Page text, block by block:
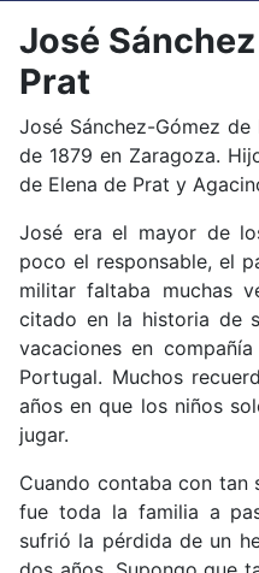
José
Prat
José Sánchez-Gómez
de 1879 en Zaragoza.
de Elena de Prat y
José era el mayor de
poco el responsable, el
militar faltaba muchas
citado en la historia de
vacaciones en
Portugal. Muchos
años en que los niños
jugar.
Cuando contaba con tan
fue toda la familia a
sufrió la pérdida de un